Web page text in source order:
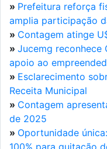
» Prefeitura reforça
amplia participação
» Contagem atinge
» Jucemg reconhece
apoio ao
» Esclarecimento
Receita Municipal
» Contagem
de 2025
» Oportunidade